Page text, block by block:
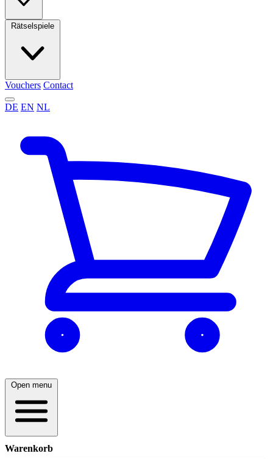
Rätselspiele
Vouchers Contact
DE EN NL
Open menu
Warenkorb